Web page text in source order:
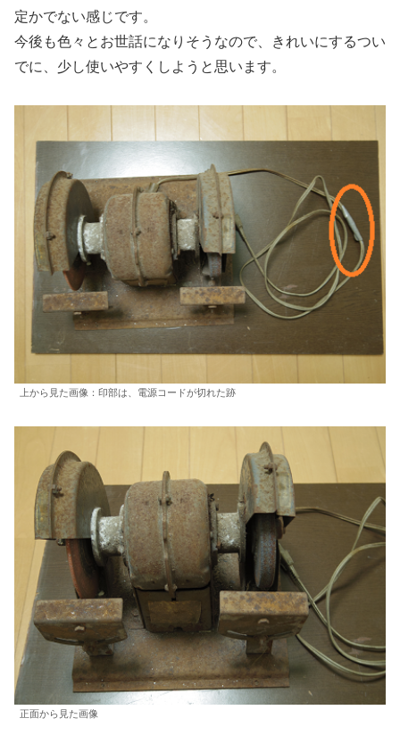
定かでない感じです。
今後も色々とお世話になりそうなので、きれいにするつい
でに、少し使いやすくしようと思います。
上から見た画像：印部は、電源コードが切れた跡
正面から見た画像